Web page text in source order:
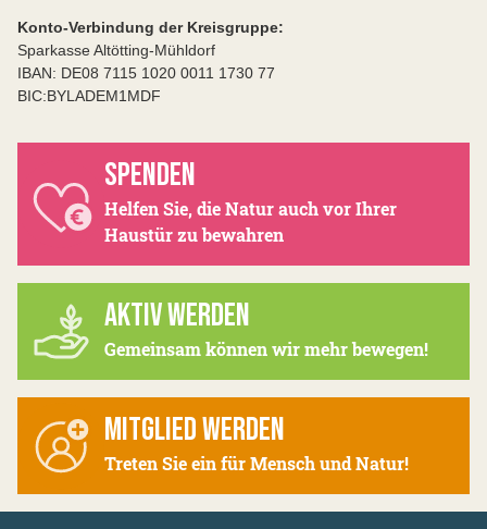
Konto-Verbindung der Kreisgruppe:
Sparkasse Altötting-Mühldorf
IBAN: DE08 7115 1020 0011 1730 77
BIC:BYLADEM1MDF
SPENDEN
Helfen Sie, die Natur auch vor Ihrer
Haustür zu bewahren
AKTIV WERDEN
Gemeinsam können wir mehr bewegen!
MITGLIED WERDEN
Treten Sie ein für Mensch und Natur!